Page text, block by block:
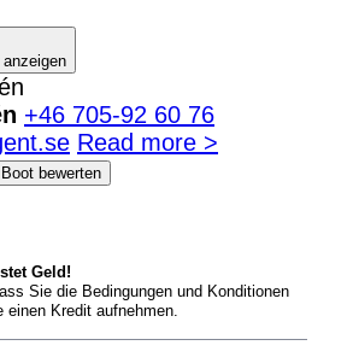
+46 705-92 60 76
Read more >
Boot bewerten
Geld!
Sie die Bedingungen und Konditionen
einen Kredit aufnehmen.